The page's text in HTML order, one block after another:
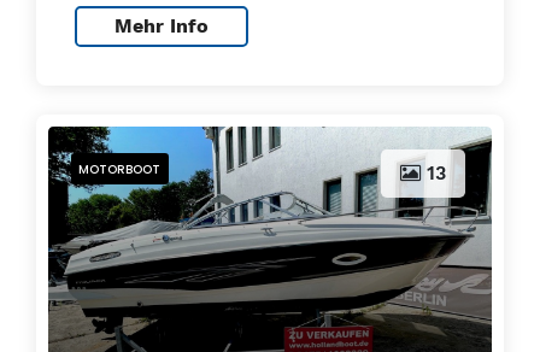
Mehr Info
13
MOTORBOOT